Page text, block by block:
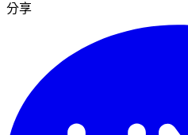
分享